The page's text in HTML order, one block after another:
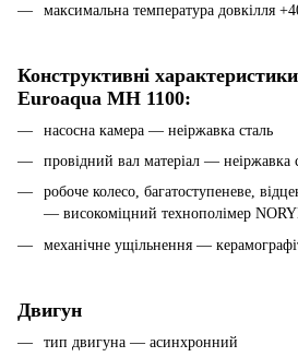
максимальна температура довкілля
Конструктивні
Euroaqua MH 1100:
насосна камера — неіржавка сталь
провідний вал матеріал — неіржавка
робоче колесо, багатоступеневе,
— високоміцний технополімер
механічне ущільнення —
Двигун
тип двигуна — асинхронний